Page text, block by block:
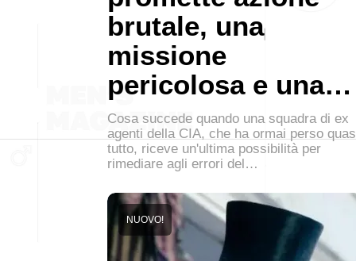
brutale, una
missione
pericolosa e una…
Cosa succede quando una squadra di ex
agenti della CIA, che ha ormai perso
tutto, riceve un'ultima possibilità per
rimediare agli errori del…
NUOVO!